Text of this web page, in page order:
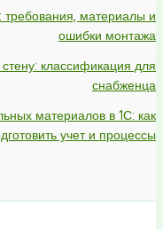
требования, материалы и
ошибки монтажа
классификация для
снабженца
материалов в 1С: как
учет и процессы